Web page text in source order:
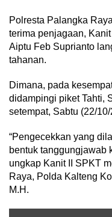
Polresta Palangka
terima penjagaan,
Aiptu Feb Suprianto
tahanan.
Dimana, pada
didampingi piket Tahti,
setempat, Sabtu (22/
“Pengecekkan yang
bentuk tanggungjawab
ungkap Kanit II SPKT
Raya, Polda Kalteng
M.H.